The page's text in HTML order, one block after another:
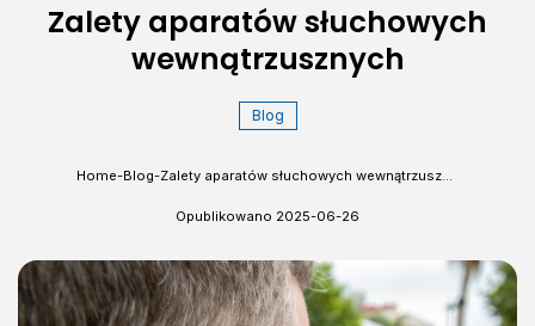
Zalety aparatów słuchowych
wewnątrzusznych
Blog
Home-Blog- Zalety aparatów słuchowych wewnątrzusznych
Opublikowano 2025-06-26